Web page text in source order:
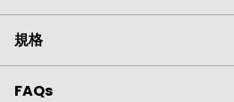
規格
FAQs